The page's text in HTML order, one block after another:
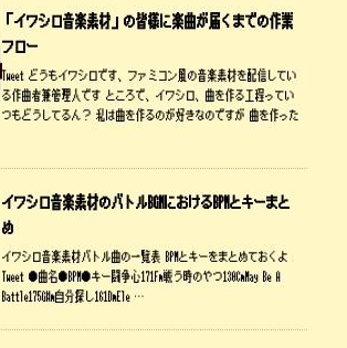
「イワシロ音楽素材」の皆様に楽曲が届くまでの作業
フロー
Tweet どうもイワシロです、ファミコン風の音楽素材を配信してい
る作曲者兼管理人です ところで、イワシロ、曲を作る工程ってい
つもどうしてるん？ 私は曲を作るのが好きなのですが 曲を作った
イワシロ音楽素材のバトルBGMにおけるBPMとキーまと
め
イワシロ音楽素材バトル曲の一覧表 BPMとキーをまとめておくよ
Tweet ●曲名●BPM●キー闘争心171Fm戦う時のやつ130CmMay Be A
Battle175G#m自分探し161DmEle …